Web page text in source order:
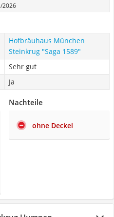
2026
Hofbräuhaus München
Steinkrug "Saga 1589"
Sehr gut
Ja
Nachteile
ohne Deckel